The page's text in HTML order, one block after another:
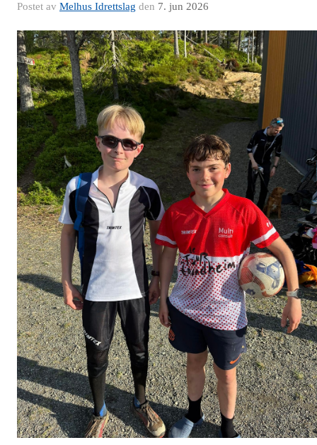
Postet av Melhus Idrettslag den 7. jun 2026